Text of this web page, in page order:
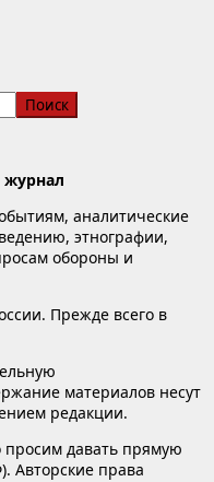
аналитические
этнографии,
обороны и
Прежде всего в
материалов несут
редакции.
просим давать прямую
Авторские права